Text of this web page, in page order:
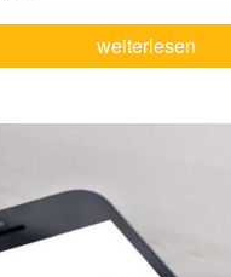
Renovierung
von
20%
BEG
Zuschuss“
weiterlesen